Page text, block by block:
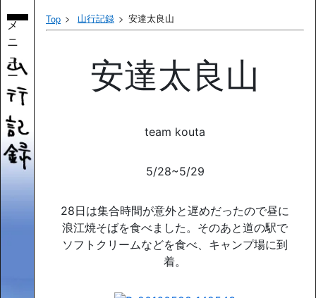
メ
ニ
ュ
ー
Top 山行記録 安達太良山
安達太良山
team kouta
5/28~5/29
28日は集合時間が意外と遅めだったので昼に
浪江焼そばを食べました。そのあと道の駅で
ソフトクリームなどを食べ、キャンプ場に到
着。